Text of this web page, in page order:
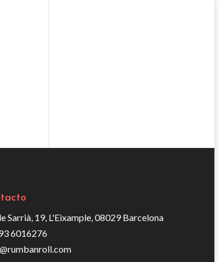
Sarrià, 19, L'Eixample, 08029 Barcelona
6016276